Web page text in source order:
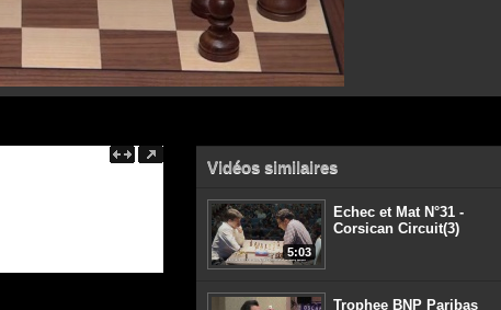
Vidéos similaires
5:03
Echec et Mat N°31 -
Corsican Circuit(3)
Trophee BNP Paribas